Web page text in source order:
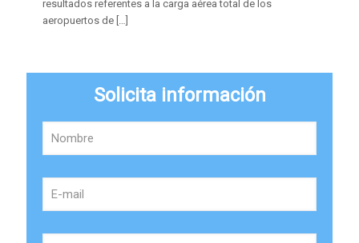
resultados referentes a la carga aérea total de los
aeropuertos de […]
Solicita información